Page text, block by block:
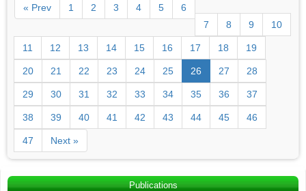
« Prev 1 2 3 4 5
6
7
8 9 10
11 12 13 14 15 16 17 18 19
20 21 22 23 24 25 26 27 28
29 30 31 32 33 34 35 36 37
38 39 40 41 42 43 44 45 46
47 Next »
Publications